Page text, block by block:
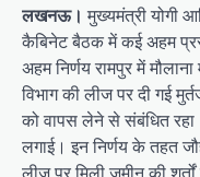
लखनऊ। मुख्यमंत्री योगी
कैबिनेट बैठक में कई अहम
अहम निर्णय रामपुर में
विभाग की लीज पर दी गई
को वापस लेने से संबंधित
लगाई। इन निर्णय के तहत